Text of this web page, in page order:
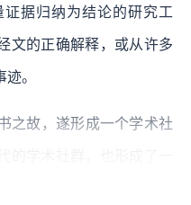
据归纳为结论的研究工
文的正确解释，或从许多
。
之故，遂形成一个学术社